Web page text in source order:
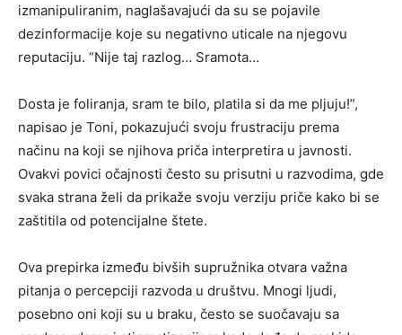
izmanipuliranim, naglašavajući da su se pojavile
dezinformacije koje su negativno uticale na njegovu
reputaciju. “Nije taj razlog… Sramota…
Dosta je foliranja, sram te bilo, platila si da me pljuju!”,
napisao je Toni, pokazujući svoju frustraciju prema
načinu na koji se njihova priča interpretira u javnosti.
Ovakvi povici očajnosti često su prisutni u razvodima, gde
svaka strana želi da prikaže svoju verziju priče kako bi se
zaštitila od potencijalne štete.
Ova prepirka između bivših supružnika otvara važna
pitanja o percepciji razvoda u društvu. Mnogi ljudi,
posebno oni koji su u braku, često se suočavaju sa